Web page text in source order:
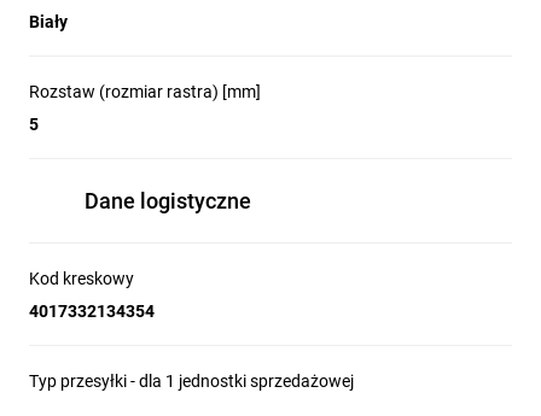
Biały
Rozstaw (rozmiar rastra) [mm]
5
Dane logistyczne
Kod kreskowy
4017332134354
Typ przesyłki - dla 1 jednostki sprzedażowej